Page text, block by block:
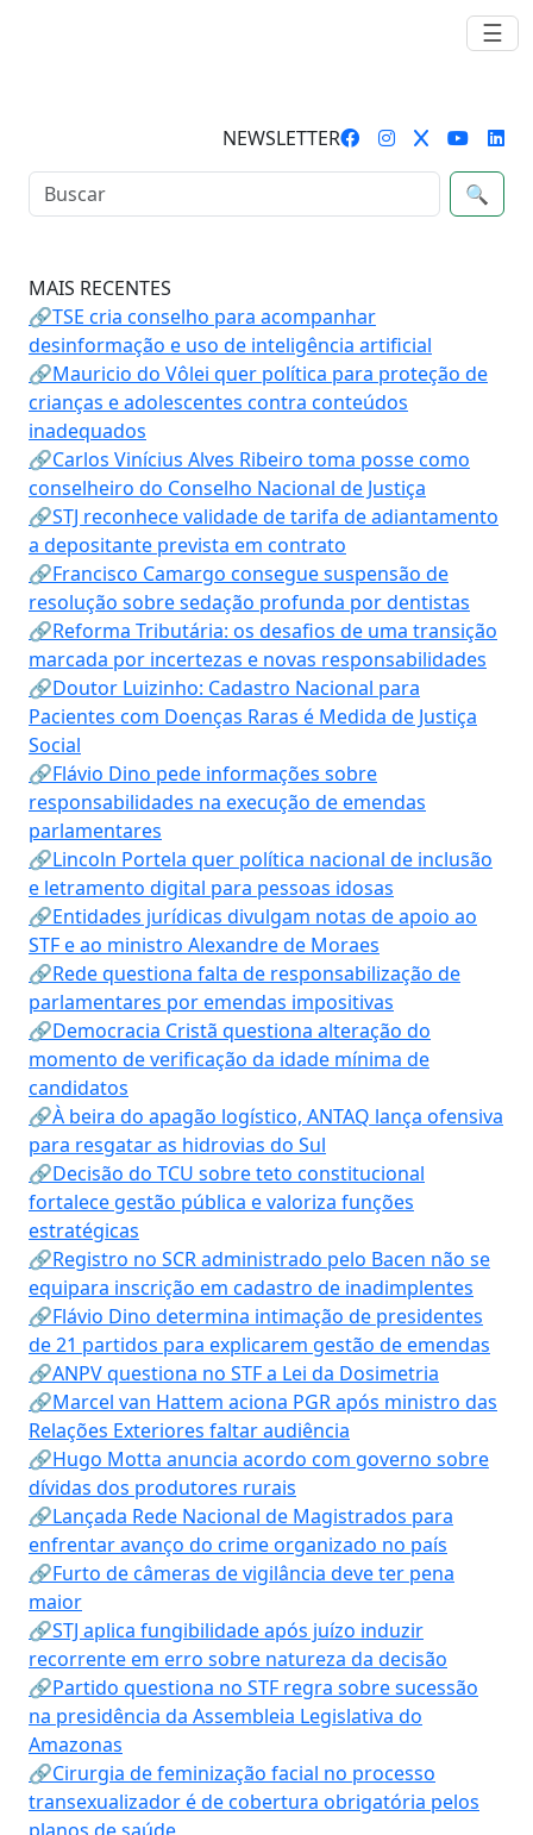
☰
NEWSLETTER
🔍
MAIS RECENTES
🔗TSE cria conselho para acompanhar
desinformação e uso de inteligência artificial
🔗Mauricio do Vôlei quer política para proteção de
crianças e adolescentes contra conteúdos
inadequados
🔗Carlos Vinícius Alves Ribeiro toma posse como
conselheiro do Conselho Nacional de Justiça
🔗STJ reconhece validade de tarifa de adiantamento
a depositante prevista em contrato
🔗Francisco Camargo consegue suspensão de
resolução sobre sedação profunda por dentistas
🔗Reforma Tributária: os desafios de uma transição
marcada por incertezas e novas responsabilidades
🔗Doutor Luizinho: Cadastro Nacional para
Pacientes com Doenças Raras é Medida de Justiça
Social
🔗Flávio Dino pede informações sobre
responsabilidades na execução de emendas
parlamentares
🔗Lincoln Portela quer política nacional de inclusão
e letramento digital para pessoas idosas
🔗Entidades jurídicas divulgam notas de apoio ao
STF e ao ministro Alexandre de Moraes
🔗Rede questiona falta de responsabilização de
parlamentares por emendas impositivas
🔗Democracia Cristã questiona alteração do
momento de verificação da idade mínima de
candidatos
🔗À beira do apagão logístico, ANTAQ lança ofensiva
para resgatar as hidrovias do Sul
🔗Decisão do TCU sobre teto constitucional
fortalece gestão pública e valoriza funções
estratégicas
🔗Registro no SCR administrado pelo Bacen não se
equipara inscrição em cadastro de inadimplentes
🔗Flávio Dino determina intimação de presidentes
de 21 partidos para explicarem gestão de emendas
🔗ANPV questiona no STF a Lei da Dosimetria
🔗Marcel van Hattem aciona PGR após ministro das
Relações Exteriores faltar audiência
🔗Hugo Motta anuncia acordo com governo sobre
dívidas dos produtores rurais
🔗Lançada Rede Nacional de Magistrados para
enfrentar avanço do crime organizado no país
🔗Furto de câmeras de vigilância deve ter pena
maior
🔗STJ aplica fungibilidade após juízo induzir
recorrente em erro sobre natureza da decisão
🔗Partido questiona no STF regra sobre sucessão
na presidência da Assembleia Legislativa do
Amazonas
🔗Cirurgia de feminização facial no processo
transexualizador é de cobertura obrigatória pelos